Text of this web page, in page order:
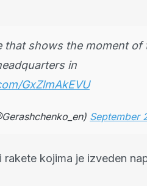
that shows the moment
in
GxZlmAkEVU
September
rakete kojima je izveden